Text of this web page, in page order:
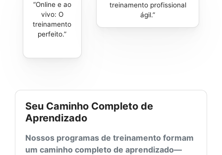
Online e ao
vivo: O
treinamento
perfeito.
treinamento profissional
ágil.
Seu Caminho Completo de
Aprendizado
Nossos programas de treinamento formam
um caminho completo de aprendizado—